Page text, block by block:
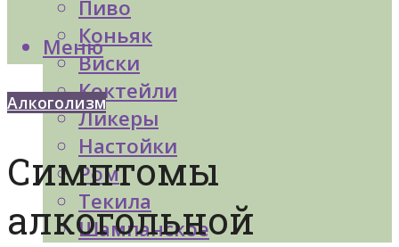
Пиво
Коньяк
Виски
Коктейли
Ликеры
Настойки
Ром
Текила
Шампанское
Меню
Алкоголизм
Симптомы
алкогольной